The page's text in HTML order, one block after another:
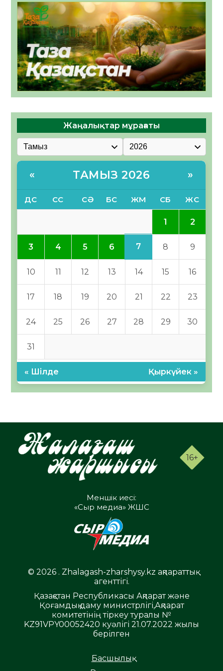
Жаңалықтар мұрағаты
« ТАМЫЗ 2026 »
ДС СС СӘ БС ЖМ СБ ЖС
1 2
3 4 5 6 7 8 9
10 11 12 13 14 15 16
17 18 19 20 21 22 23
24 25 26 27 28 29 30
31
« Шілде Қыркүйек »
16+
Меншік иесі:
«Сыр медиа» ЖШС
© 2026 . Zhalagash-zharshysy.kz ақпараттық
агенттігі.
Қазақстан Республикасы Ақпарат және
Қоғамдық даму министрлігі,Ақпарат
комитетінің тіркеу туралы №
KZ91VPY00052420 куәлігі 21.07.2022 жылы
берілген
Басшылық